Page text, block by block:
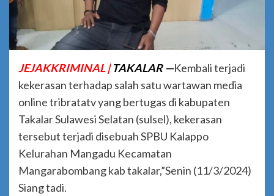
JEJAKKRIMINAL |TAKALAR —Kembali terjadi
kekerasan terhadap salah satu wartawan media
online tribratatv yang bertugas di kabupaten
Takalar Sulawesi Selatan (sulsel), kekerasan
tersebut terjadi disebuah SPBU Kalappo
Kelurahan Mangadu Kecamatan
Mangarabombang kab takalar,”Senin (11/3/2024)
Siang tadi.